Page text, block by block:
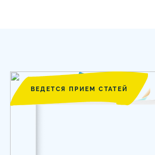
ВЕДЕТСЯ ПРИЕМ СТАТЕЙ